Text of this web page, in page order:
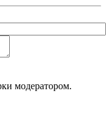
модератором.